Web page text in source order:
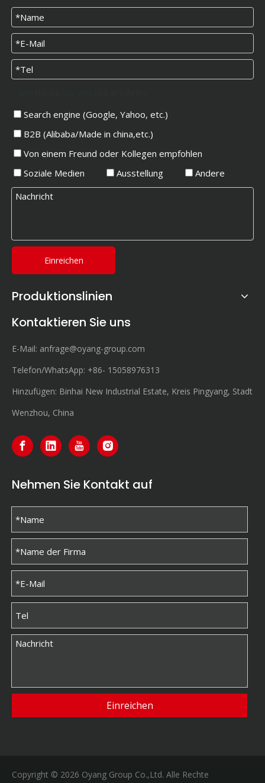
Search engine (Google, Yahoo, etc.)
B2B (Alibaba/Made in china,etc.)
Von einem Freund oder Kollegen empfohlen
Soziale Medien
Ausstellung Andere
Einreichen
Produktionslinien
Kontaktieren Sie uns
E-Mail: anfrage@oyang-group.com
Telefon/WhatsApp: +86- 15058976313
Hinzufügen: Binhai New Industrial Estate, Kreis Pingyang, Stadt
Wenzhou, China
Nehmen Sie Kontakt auf
Einreichen
Copyright © 2026 Oyang Group Co.,Ltd. Alle Rechte